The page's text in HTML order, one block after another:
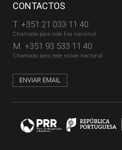
CONTACTOS
T. +351 21 033 11 40
Chamada para rede fixa nacional
M. +351 93 533 11 40
Chamada para rede móvel nacional
ENVIAR EMAIL